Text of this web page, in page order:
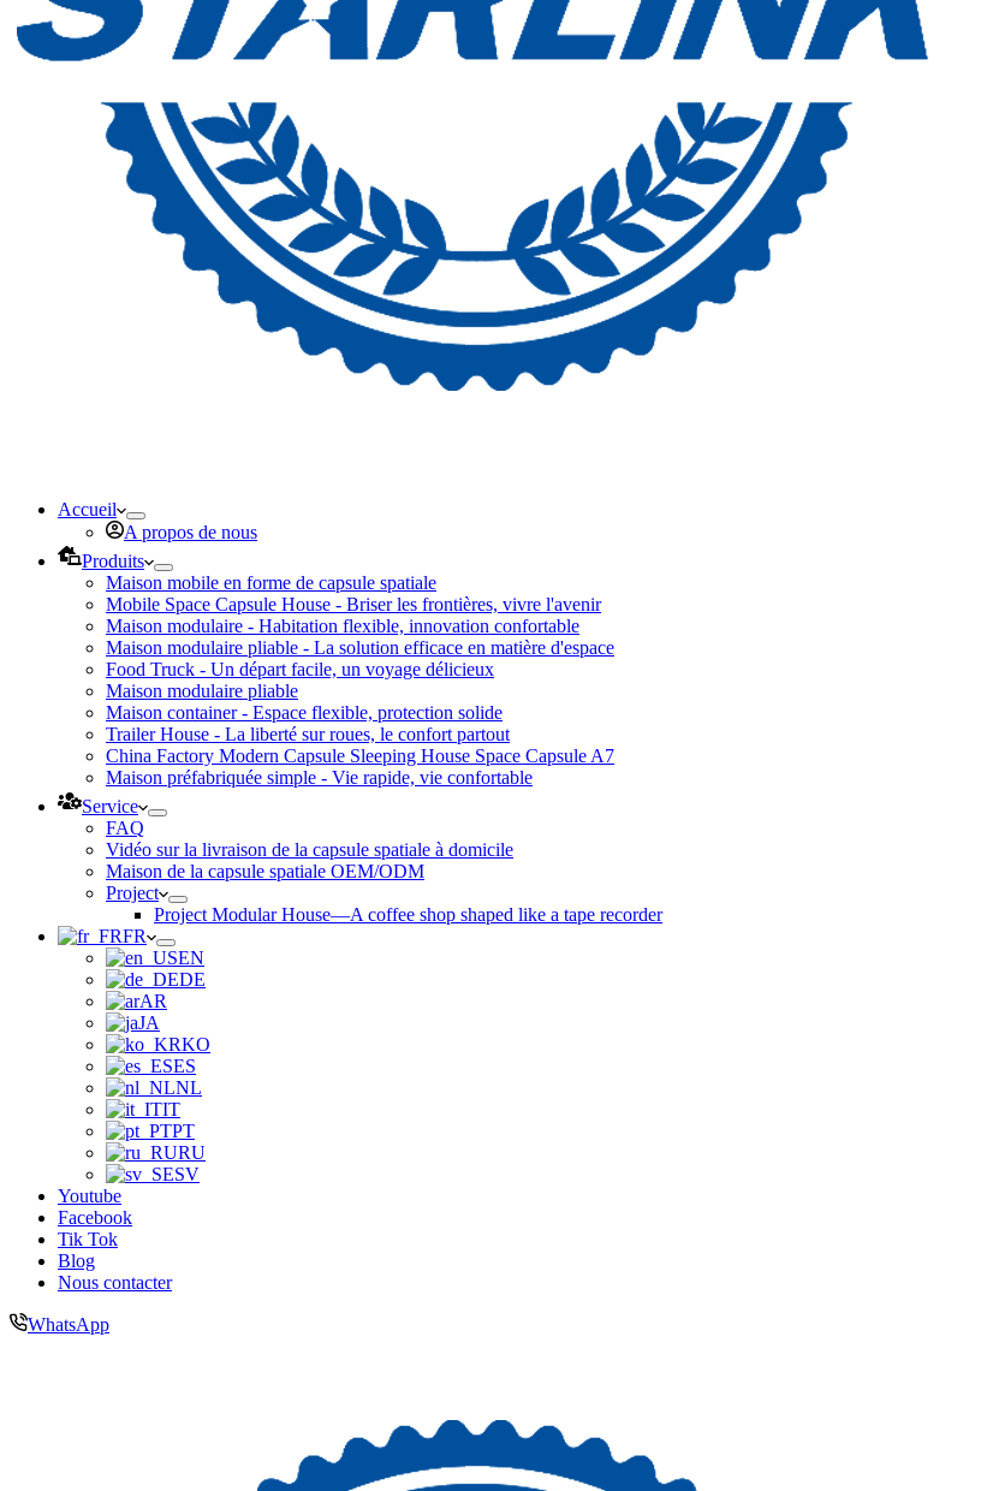
Accueil
A propos de nous
Produits
Maison mobile en forme de capsule spatiale
Mobile Space Capsule House - Briser les frontières, vivre l'avenir
Maison modulaire - Habitation flexible, innovation confortable
Maison modulaire pliable - La solution efficace en matière d'espace
Food Truck - Un départ facile, un voyage délicieux
Maison modulaire pliable
Maison container - Espace flexible, protection solide
Trailer House - La liberté sur roues, le confort partout
China Factory Modern Capsule Sleeping House Space Capsule A7
Maison préfabriquée simple - Vie rapide, vie confortable
Service
FAQ
Vidéo sur la livraison de la capsule spatiale à domicile
Maison de la capsule spatiale OEM/ODM
Project
Project Modular House—A coffee shop shaped like a tape recorder
FR
EN
DE
AR
JA
KO
ES
NL
IT
PT
RU
SV
Youtube
Facebook
Tik Tok
Blog
Nous contacter
WhatsApp